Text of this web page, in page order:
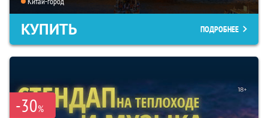
КУПИТЬ ПОДРОБНЕЕ
-30%